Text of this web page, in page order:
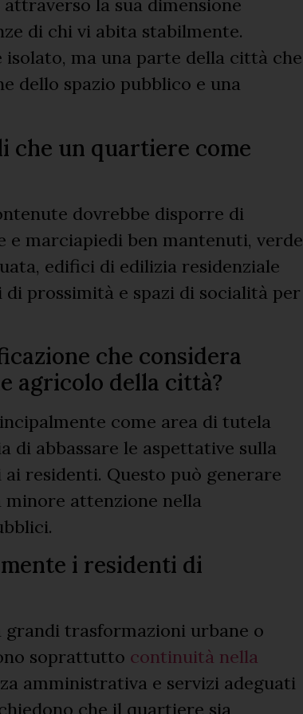
la sua dimensione
di chi vi abita stabilmente.
ma una parte della città che
dello spazio pubblico e una
che un quartiere come
dovrebbe disporre di
marciapiedi ben mantenuti, verde
edifici di edilizia residenziale
prossimità e spazi di socialità per
che considera
agricolo della città?
come area di tutela
di abbassare le aspettative sulla
residenti. Questo può generare
attenzione nella
i residenti di
trasformazioni urbane o
soprattutto continuità nella
amministrativa e servizi adeguati
che il quartiere sia